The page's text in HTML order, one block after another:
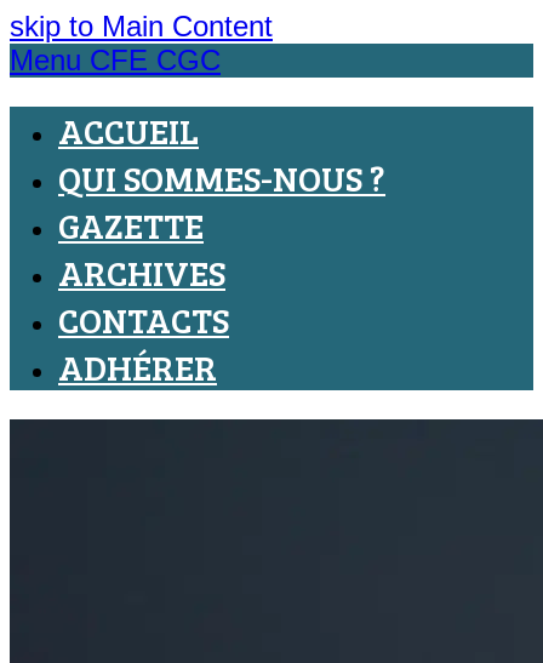
skip to Main Content
Menu CFE CGC
ACCUEIL
QUI SOMMES-NOUS ?
GAZETTE
ARCHIVES
CONTACTS
ADHÉRER